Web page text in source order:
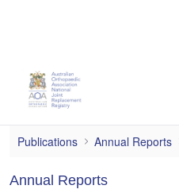
Supplementary
Publications Annual Reports
Annual Reports